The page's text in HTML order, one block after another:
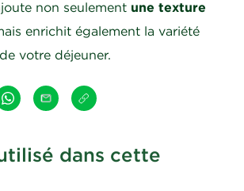
non seulement une texture
enrichit également la variété
votre déjeuner.
dans cette